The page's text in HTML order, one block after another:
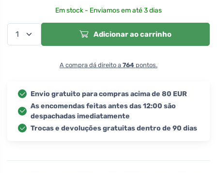
Em stock - Enviamos em até 3 dias
Adicionar ao carrinho
A compra dá direito a 764 pontos.
Envio gratuito para compras acima de 80 EUR
As encomendas feitas antes das 12:00 são
despachadas imediatamente
Trocas e devoluções gratuitas dentro de 90 dias